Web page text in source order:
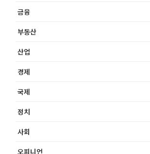
금융
부동산
산업
경제
국제
정치
사회
오피니언